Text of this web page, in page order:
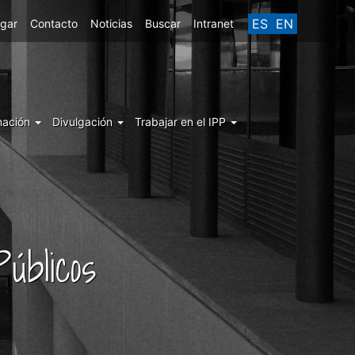
ES EN
Contacto Noticias Buscar Intranet
Divulgación Trabajar en el IPP